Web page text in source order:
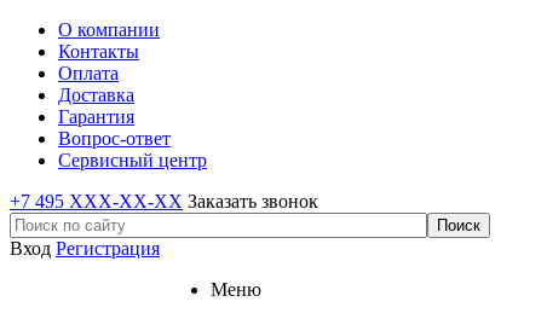
О компании
Контакты
Оплата
Доставка
Гарантия
Вопрос-ответ
Сервисный центр
+7 495 XXX-XX-XX Заказать звонок
Вход Регистрация
Меню